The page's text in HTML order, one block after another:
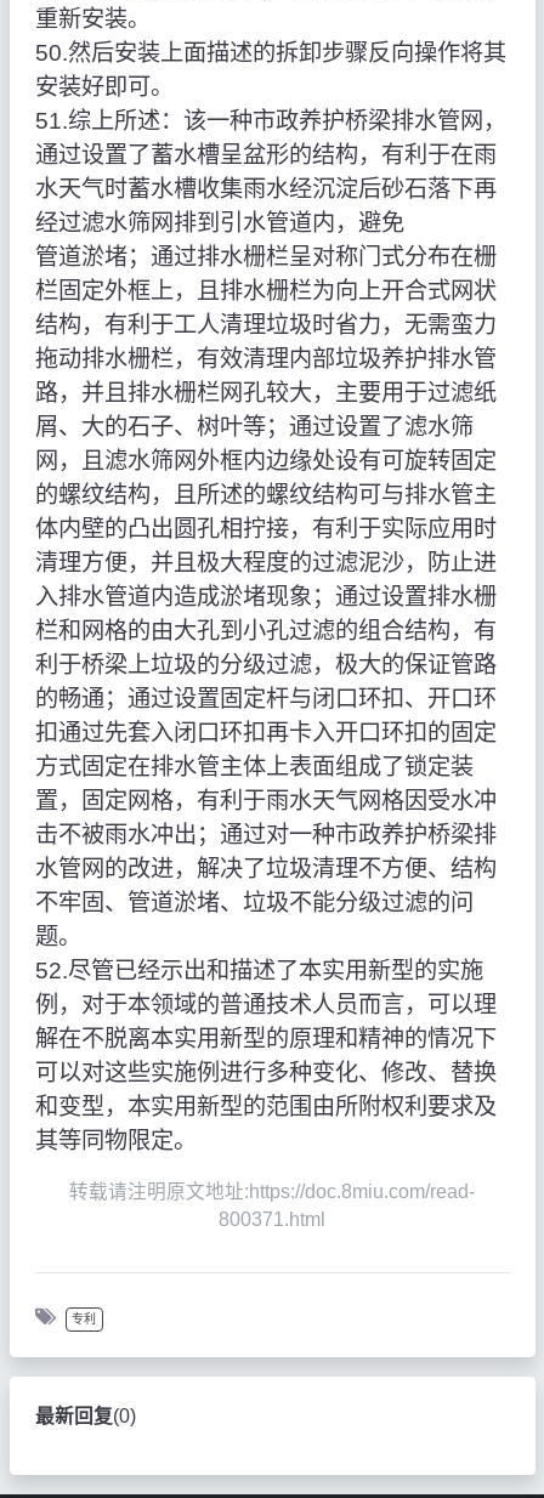
重新安装。
50.然后安装上面描述的拆卸步骤反向操作将其
安装好即可。
51.综上所述：该一种市政养护桥梁排水管网，
通过设置了蓄水槽呈盆形的结构，有利于在雨
水天气时蓄水槽收集雨水经沉淀后砂石落下再
经过滤水筛网排到引水管道内，避免
管道淤堵；通过排水栅栏呈对称门式分布在栅
栏固定外框上，且排水栅栏为向上开合式网状
结构，有利于工人清理垃圾时省力，无需蛮力
拖动排水栅栏，有效清理内部垃圾养护排水管
路，并且排水栅栏网孔较大，主要用于过滤纸
屑、大的石子、树叶等；通过设置了滤水筛
网，且滤水筛网外框内边缘处设有可旋转固定
的螺纹结构，且所述的螺纹结构可与排水管主
体内壁的凸出圆孔相拧接，有利于实际应用时
清理方便，并且极大程度的过滤泥沙，防止进
入排水管道内造成淤堵现象；通过设置排水栅
栏和网格的由大孔到小孔过滤的组合结构，有
利于桥梁上垃圾的分级过滤，极大的保证管路
的畅通；通过设置固定杆与闭口环扣、开口环
扣通过先套入闭口环扣再卡入开口环扣的固定
方式固定在排水管主体上表面组成了锁定装
置，固定网格，有利于雨水天气网格因受水冲
击不被雨水冲出；通过对一种市政养护桥梁排
水管网的改进，解决了垃圾清理不方便、结构
不牢固、管道淤堵、垃圾不能分级过滤的问
题。
52.尽管已经示出和描述了本实用新型的实施
例，对于本领域的普通技术人员而言，可以理
解在不脱离本实用新型的原理和精神的情况下
可以对这些实施例进行多种变化、修改、替换
和变型，本实用新型的范围由所附权利要求及
其等同物限定。
转载请注明原文地址:https://doc.8miu.com/read-
800371.html
专利
最新回复(0)